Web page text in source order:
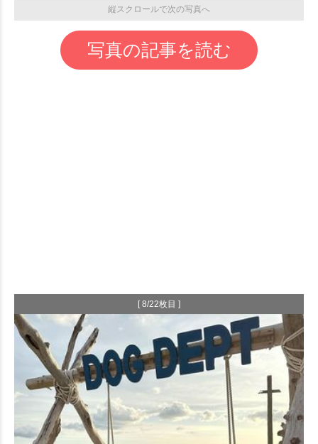
縦スクロールで次の写真へ
写真の記事を読む
[ 8/22枚目 ]